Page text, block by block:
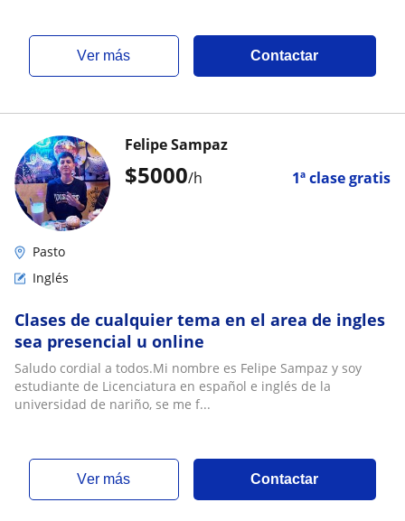
ver más Contactar
$5000/h 1ª clase gratis
Felipe Sampaz
Pasto
Inglés
Clases de cualquier tema en el area de ingles
sea presencial u online
Saludo cordial a todos.Mi nombre es Felipe Sampaz y soy
estudiante de Licenciatura en español e inglés de la
universidad de nariño, se me f...
ver más Contactar